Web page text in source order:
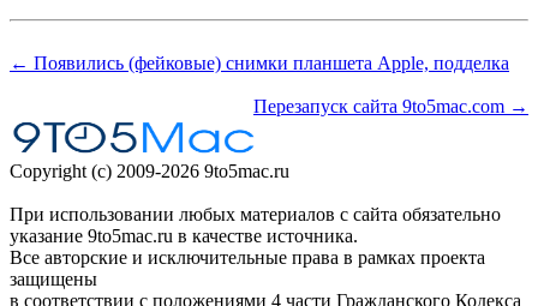
← Появились (фейковые) снимки планшета Apple, подделка
Перезапуск сайта 9to5mac.com →
Copyright (c) 2009-2026 9to5mac.ru
При использовании любых материалов с сайта обязательно
указание 9to5mac.ru в качестве источника.
Все авторские и исключительные права в рамках проекта
защищены
в соответствии с положениями 4 части Гражданского Кодекса